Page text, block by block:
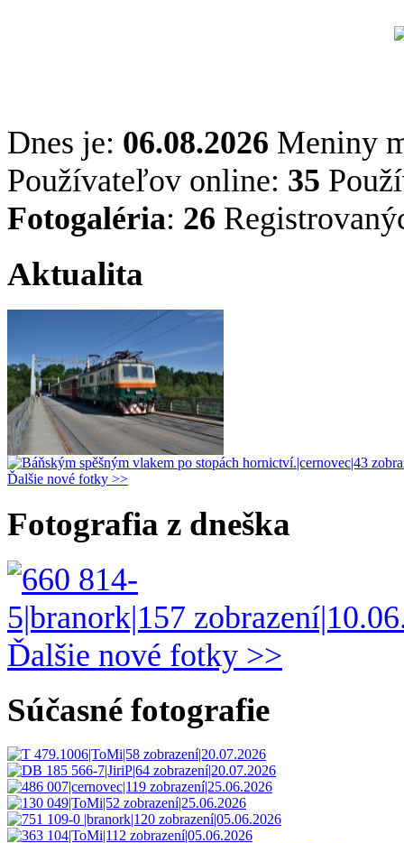
Dnes je: 06.08.2026 Meniny
Používateľov online: 35
Fotogaléria: 26
Aktualita
Ďalšie nové fotky >>
Fotografia z dneška
Ďalšie nové fotky >>
Súčasné fotografie